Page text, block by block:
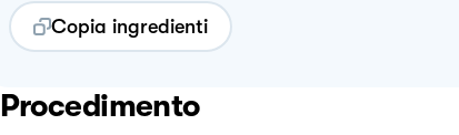
Copia ingredienti
Procedimento